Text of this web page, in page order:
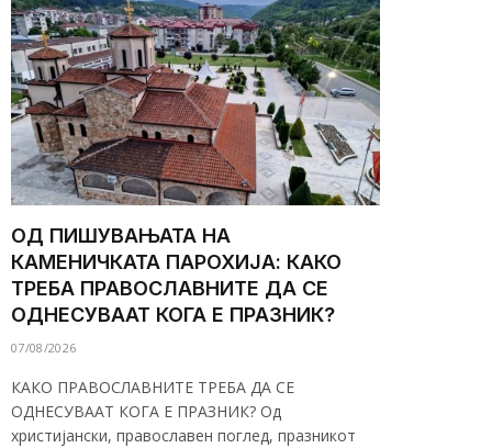
ОД ПИШУВАЊАТА НА
КАМЕНИЧКАТА ПАРОХИЈА: КАКО
ТРЕБА ПРАВОСЛАВНИТЕ ДА СЕ
ОДНЕСУВААТ КОГА Е ПРАЗНИК?
07/08/2026
КАКО ПРАВОСЛАВНИТЕ ТРЕБА ДА СЕ
ОДНЕСУВААТ КОГА Е ПРАЗНИК? Од
христијански, православен поглед, празникот